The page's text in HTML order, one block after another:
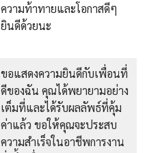
ความท้าทายและโอกาสดีๆ
ยินดีด้วยนะ
ขอแสดงความยินดีกับเพื่อนที่
ดีของฉัน คุณได้พยายามอย่าง
เต็มที่และได้รับผลลัพธ์ที่คุ้ม
ค่าแล้ว ขอให้คุณจะประสบ
ความสำเร็จในอาชีพการงาน